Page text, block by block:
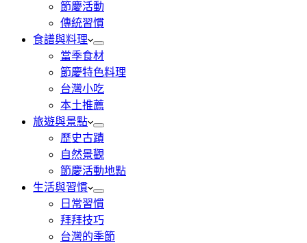
節慶活動
傳統習慣
食譜與料理
當季食材
節慶特色料理
台灣小吃
本土推薦
旅遊與景點
歷史古蹟
自然景觀
節慶活動地點
生活與習慣
日常習慣
拜拜技巧
台灣的季節